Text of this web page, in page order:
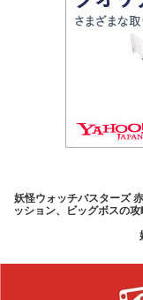
妖怪ウォッチバスターズ
ッション、ビッグボスの